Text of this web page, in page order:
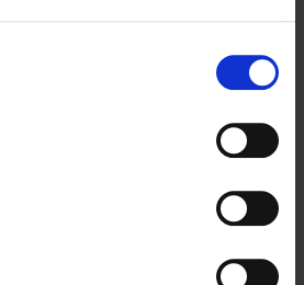
recorder with touch screen
24 external channels - 4.3" TFT screen